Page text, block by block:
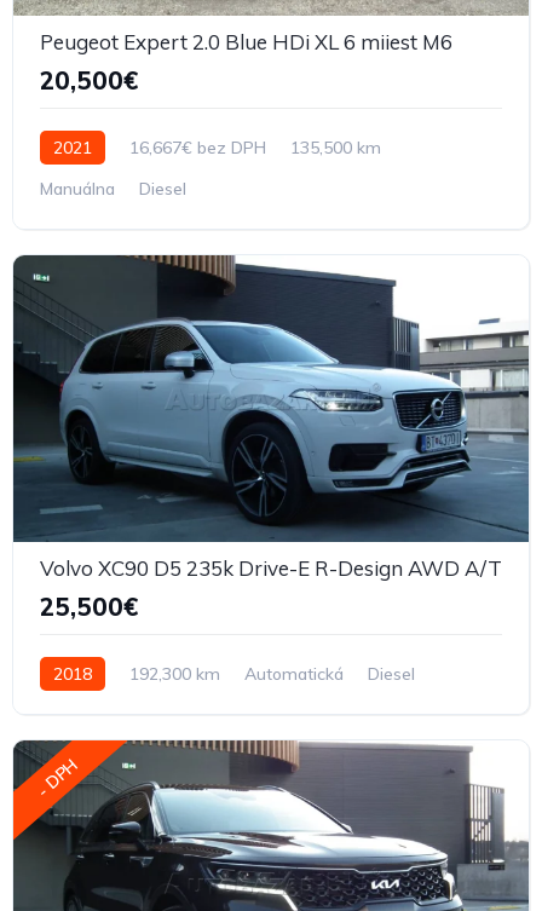
Peugeot Expert 2.0 Blue HDi XL 6 miiest M6
20,500€
2021 16,667€ bez DPH
135,500 km
Manuálna
Diesel
Volvo XC90 D5 235k Drive-E R-Design AWD A/T
25,500€
2018 192,300 km Automatická Diesel
- DPH